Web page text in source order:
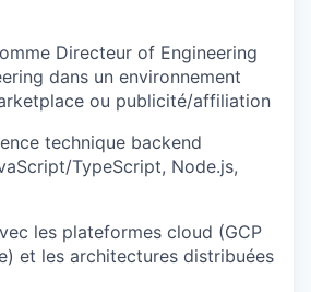
Directeur of Engineering
dans un environnement
ou publicité/affiliation
technique backend
TypeScript, Node.js,
les plateformes cloud (GCP
et les architectures distribuées